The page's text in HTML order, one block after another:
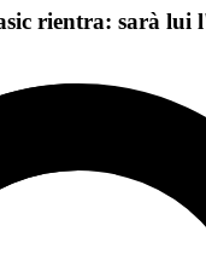
rientra: sarà lui